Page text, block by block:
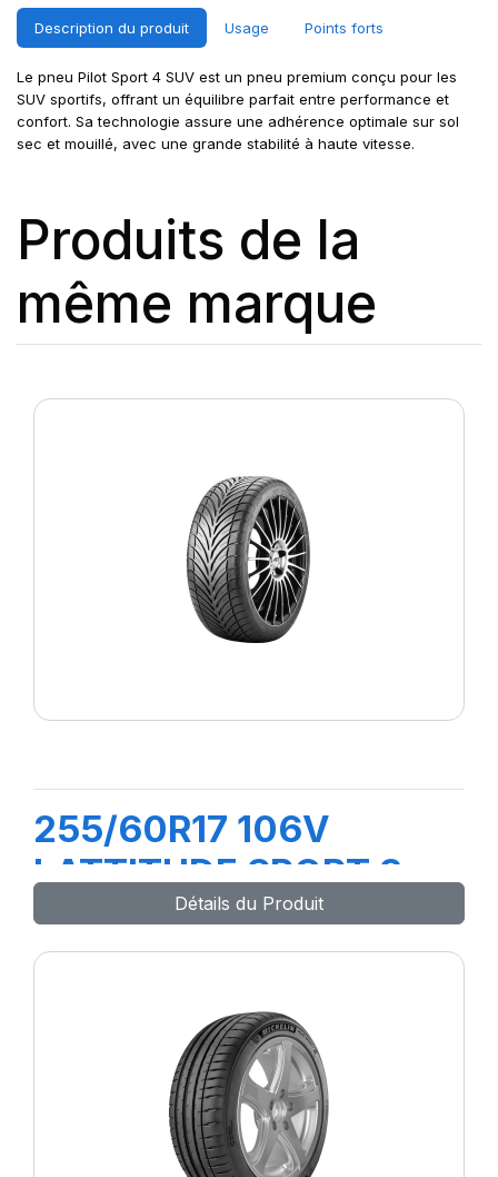
Description du produit Usage Points forts
Le pneu Pilot Sport 4 SUV est un pneu premium conçu pour les
SUV sportifs, offrant un équilibre parfait entre performance et
confort. Sa technologie assure une adhérence optimale sur sol
sec et mouillé, avec une grande stabilité à haute vitesse.
Produits de la
même marque
255/60R17 106V
LATTITUDE SPORT 3
Détails du Produit